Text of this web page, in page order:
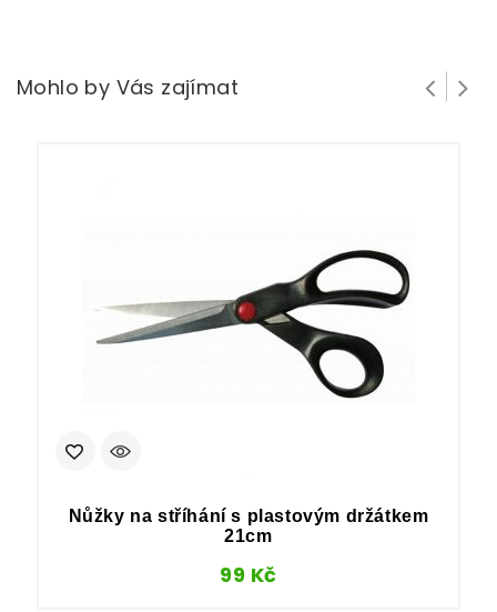
Mohlo by Vás zajímat
Nůžky na stříhání s plastovým držátkem
21cm
99 Kč